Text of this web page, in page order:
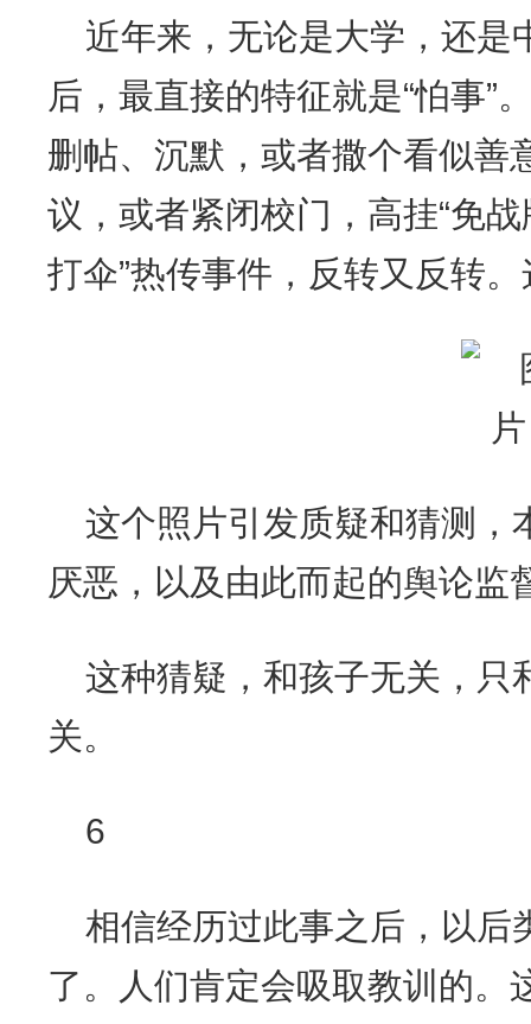
近年来，无论是大学，还是
后，最直接的特征就是“怕事”
删帖、沉默，或者撒个看似善
议，或者紧闭校门，高挂“免
打伞”热传事件，反转又反转
这个照片引发质疑和猜测，
厌恶，以及由此而起的舆论监
这种猜疑，和孩子无关，只
关。
6
相信经历过此事之后，以后
了。人们肯定会吸取教训的。